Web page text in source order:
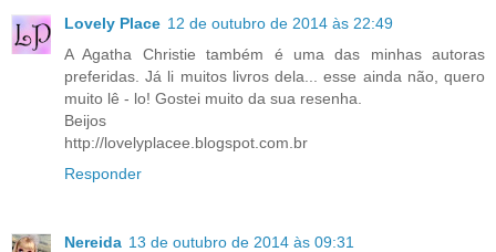
Lovely Place 12 de outubro de 2014 às 22:49
A Agatha Christie também é uma das minhas autoras
preferidas. Já li muitos livros dela... esse ainda não, quero
muito lê - lo! Gostei muito da sua resenha.
Beijos
http://lovelyplacee.blogspot.com.br
Responder
Nereida 13 de outubro de 2014 às 09:31